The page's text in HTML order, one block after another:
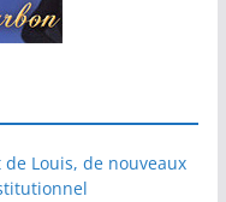
Louis, de nouveaux